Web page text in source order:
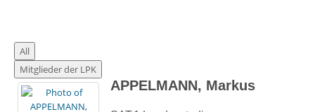
All
Mitglieder der LPK
APPELMANN, Markus